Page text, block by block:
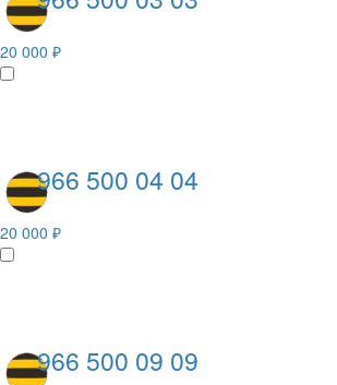
20 000 ₽
966 500 04 04
20 000 ₽
966 500 09 09